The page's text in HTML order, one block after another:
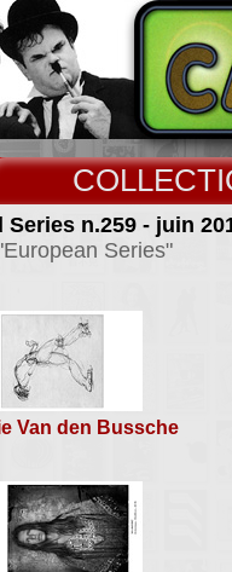
COLLECT
Series n.259 - juin
Series"
Van den Bussche